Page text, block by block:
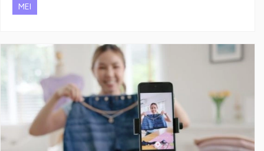
MEI